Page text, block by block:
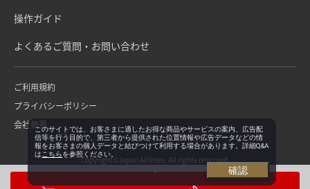
操作ガイド
よくあるご質問・お問い合わせ
ご利用規約
プライバシーポリシー
会社概要
Copyright©Japan Airlines. All rights reserved.
このサイトでは、お客さまに適したお得な商品やサービスの案内、広告配
信等を行う目的で、第三者から提供された位置情報や広告データなどの情
報をお客さまの個人データと結びつけて利用する場合があります。詳細Q&A
は こちらを参照ください。
確認